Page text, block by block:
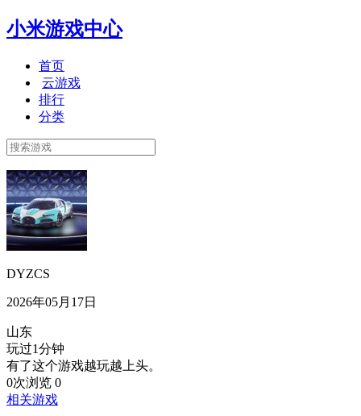
小米游戏中心
首页
云游戏
排行
分类
DYZCS
2026年05月17日
山东
玩过1分钟
有了这个游戏越玩越上头。
0次浏览 0
相关游戏